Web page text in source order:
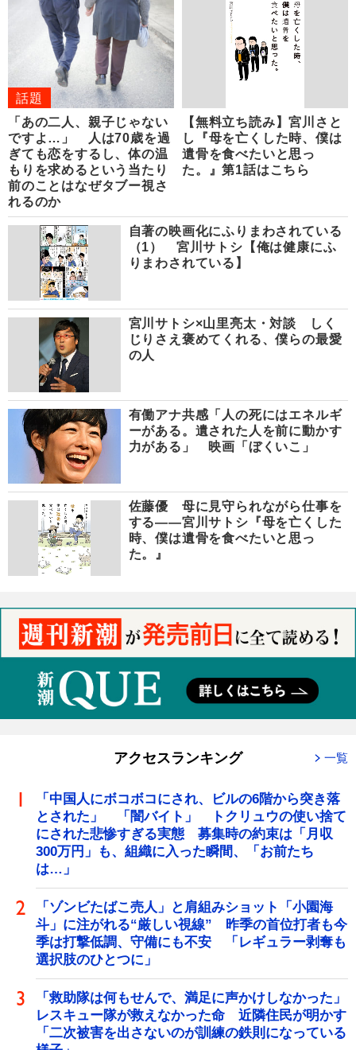
話題
「あの二人、親子じゃない
ですよ…」 人は70歳を過
ぎても恋をするし、体の温
もりを求めるという当たり
前のことはなぜタブー視さ
れるのか
【無料立ち読み】宮川さと
し『母を亡くした時、僕は
遺骨を食べたいと思っ
た。』第1話はこちら
自著の映画化にふりまわされている
（1） 宮川サトシ【俺は健康にふ
りまわされている】
宮川サトシ×山里亮太・対談 しく
じりさえ褒めてくれる、僕らの最愛
の人
有働アナ共感「人の死にはエネルギ
ーがある。遺された人を前に動かす
力がある」 映画「ぼくいこ」
佐藤優 母に見守られながら仕事を
する――宮川サトシ『母を亡くした
時、僕は遺骨を食べたいと思っ
た。』
アクセスランキング 一覧
「中国人にボコボコにされ、ビルの6階から突き落
とされた」 「闇バイト」 トクリュウの使い捨て
にされた悲惨すぎる実態 募集時の約束は「月収
300万円」も、組織に入った瞬間、「お前たち
は…」
「ゾンビたばこ売人」と肩組みショット「小園海
斗」に注がれる“厳しい視線” 昨季の首位打者も今
季は打撃低調、守備にも不安 「レギュラー剥奪も
選択肢のひとつに」
「救助隊は何もせんで、満足に声かけしなかった」
レスキュー隊が救えなかった命 近隣住民が明かす
「二次被害を出さないのが訓練の鉄則になっている